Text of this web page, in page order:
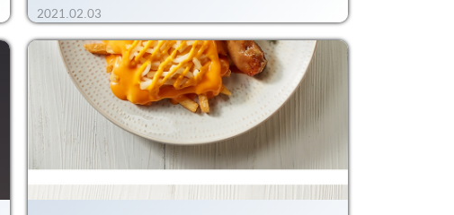
청 빠르고 체계적으로 시스템이 잘 갖추어져 있더라구요.
진행하는데 3분도 걸리지 않고, (돌 안지난 아기 것도 포함
해서 신청하면서!!!) 궁금한 점도 잘 정리되어 있더라구요!!
뭐... 여담으로 이재명 경기도지사님이 좀 무리인거 아닌가
싶을정도로 강하게 밀어붙이면서, 좀 더 큰 그림을 그리는
것 같다는 느낌이 물씬 들긴합니다;; 조만간 정부에서 주도
하는 전체를 대상으로 한 지원금이 나온다는 이야기도 돌고
있는데 말이죠. ※ 사실, 경기도 주민으로서는 뭐 주면 감사
감사. (이게 다 ..
2021.02.03